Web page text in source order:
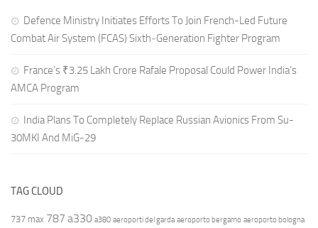
Defence Ministry Initiates Efforts To Join French-Led Future
Combat Air System (FCAS) Sixth‑Generation Fighter Program
France’s ₹3.25 Lakh Crore Rafale Proposal Could Power India’s
AMCA Program
India Plans To Completely Replace Russian Avionics From Su-
30MKI And MiG-29
TAG CLOUD
737 max 787 a330 a380 aeroporti del garda aeroporto bergamo aeroporto bologna